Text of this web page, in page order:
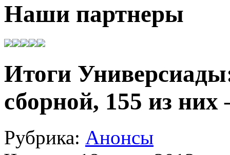
Наши партнеры
Итоги
сборной, 155 из них
Рубрика: Анонсы